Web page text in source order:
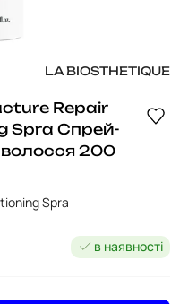
LA BIOSTHETIQUE
Repair
Spra Спрей-
200
Spra
в наявності